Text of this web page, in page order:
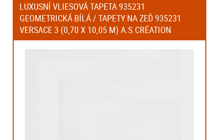
LUXUSNÍ VLIESOVÁ TAPETA 935231
GEOMETRICKÁ BÍLÁ / TAPETY NA ZEĎ 935231
VERSACE 3 (0,70 X 10,05 M) A.S.CRÉATION